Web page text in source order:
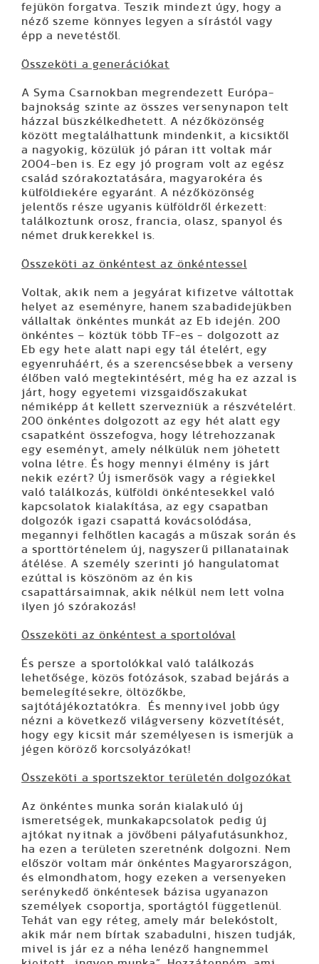
fejükön forgatva. Teszik mindezt úgy, hogy a
néző szeme könnyes legyen a sírástól vagy
épp a nevetéstől.
Összeköti a generációkat
A Syma Csarnokban megrendezett Európa-
bajnokság szinte az összes versenynapon telt
házzal büszkélkedhetett. A nézőközönség
között megtalálhattunk mindenkit, a kicsiktől
a nagyokig, közülük jó páran itt voltak már
2004-ben is. Ez egy jó program volt az egész
család szórakoztatására, magyarokéra és
külföldiekére egyaránt. A nézőközönség
jelentős része ugyanis külföldről érkezett:
találkoztunk orosz, francia, olasz, spanyol és
német drukkerekkel is.
Összeköti az önkéntest az önkéntessel
Voltak, akik nem a jegyárat kifizetve váltottak
helyet az eseményre, hanem szabadidejükben
vállaltak önkéntes munkát az Eb idején. 200
önkéntes – köztük több TF-es - dolgozott az
Eb egy hete alatt napi egy tál ételért, egy
egyenruháért, és a szerencsésebbek a verseny
élőben való megtekintésért, még ha ez azzal is
járt, hogy egyetemi vizsgaidőszakukat
némiképp át kellett szervezniük a részvételért.
200 önkéntes dolgozott az egy hét alatt egy
csapatként összefogva, hogy létrehozzanak
egy eseményt, amely nélkülük nem jöhetett
volna létre. És hogy mennyi élmény is járt
nekik ezért? Új ismerősök vagy a régiekkel
való találkozás, külföldi önkéntesekkel való
kapcsolatok kialakítása, az egy csapatban
dolgozók igazi csapattá kovácsolódása,
megannyi felhőtlen kacagás a műszak során és
a sporttörténelem új, nagyszerű pillanatainak
átélése. A személy szerinti jó hangulatomat
ezúttal is köszönöm az én kis
csapattársaimnak, akik nélkül nem lett volna
ilyen jó szórakozás!
Összeköti az önkéntest a sportolóval
És persze a sportolókkal való találkozás
lehetősége, közös fotózások, szabad bejárás a
bemelegítésekre, öltözőkbe,
sajtótájékoztatókra. És mennyivel jobb úgy
nézni a következő világverseny közvetítését,
hogy egy kicsit már személyesen is ismerjük a
jégen köröző korcsolyázókat!
Összeköti a sportszektor területén dolgozókat
Az önkéntes munka során kialakuló új
ismeretségek, munkakapcsolatok pedig új
ajtókat nyitnak a jövőbeni pályafutásunkhoz,
ha ezen a területen szeretnénk dolgozni. Nem
először voltam már önkéntes Magyarországon,
és elmondhatom, hogy ezeken a versenyeken
serénykedő önkéntesek bázisa ugyanazon
személyek csoportja, sportágtól függetlenül.
Tehát van egy réteg, amely már belekóstolt,
akik már nem bírtak szabadulni, hiszen tudják,
mivel is jár ez a néha lenéző hangnemmel